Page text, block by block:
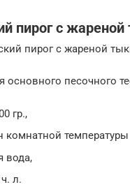
пирог с жареной
пирог с жареной
основного песочного
гр.,
комнатной температуры
вода,
л.